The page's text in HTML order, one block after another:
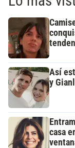
Así
y
casa